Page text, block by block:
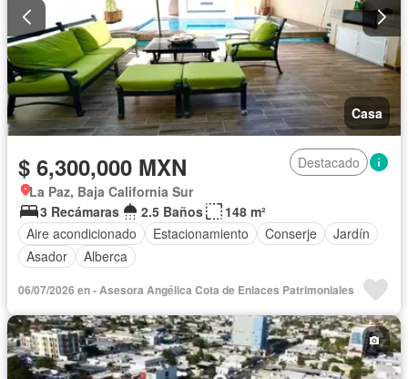
Casa
$ 6,300,000 MXN
Destacado
La Paz, Baja California Sur
3 Recámaras
2.5 Baños
148 m²
Aire acondicionado
Estacionamiento Conserje
Jardín
Asador
Alberca
06/07/2026 en - Asesora Angélica Cota de Enlaces Patrimoniales